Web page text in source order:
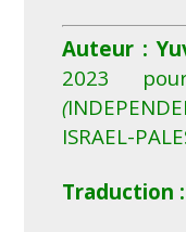
Auteur :
2023
(
ISRAEL-
Traduction